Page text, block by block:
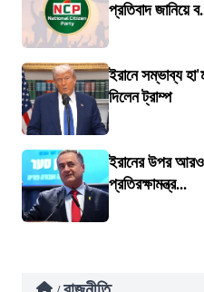
প্রতিবাদ জানিয়ে
ইরানে সম্ভাব্য
দিলেন ট্রাম্প
ইরানের উপর আরও
প্রতিরক্ষামন্ত্র...